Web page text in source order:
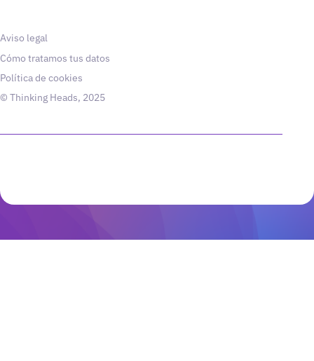
Aviso legal
Cómo tratamos tus datos
Política de cookies
© Thinking Heads, 2025